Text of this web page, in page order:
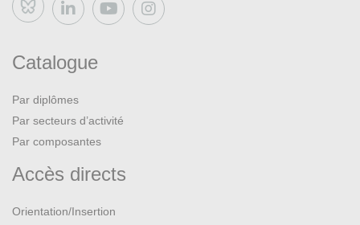
Bluesky
Catalogue
Par diplômes
Par secteurs d’activité
Par composantes
Accès directs
Orientation/Insertion